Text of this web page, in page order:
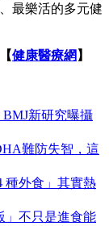
最樂活的多元健
健康醫療網 】
新研究曝攝
難防失智，這
種外食」其實熱
」不只是進食能